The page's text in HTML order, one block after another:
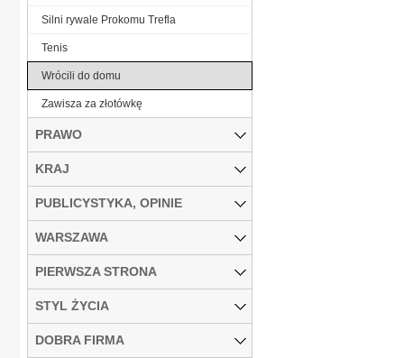
Silni rywale Prokomu Trefla
Tenis
Wrócili do domu
Zawisza za złotówkę
PRAWO
KRAJ
PUBLICYSTYKA, OPINIE
WARSZAWA
PIERWSZA STRONA
STYL ŻYCIA
DOBRA FIRMA